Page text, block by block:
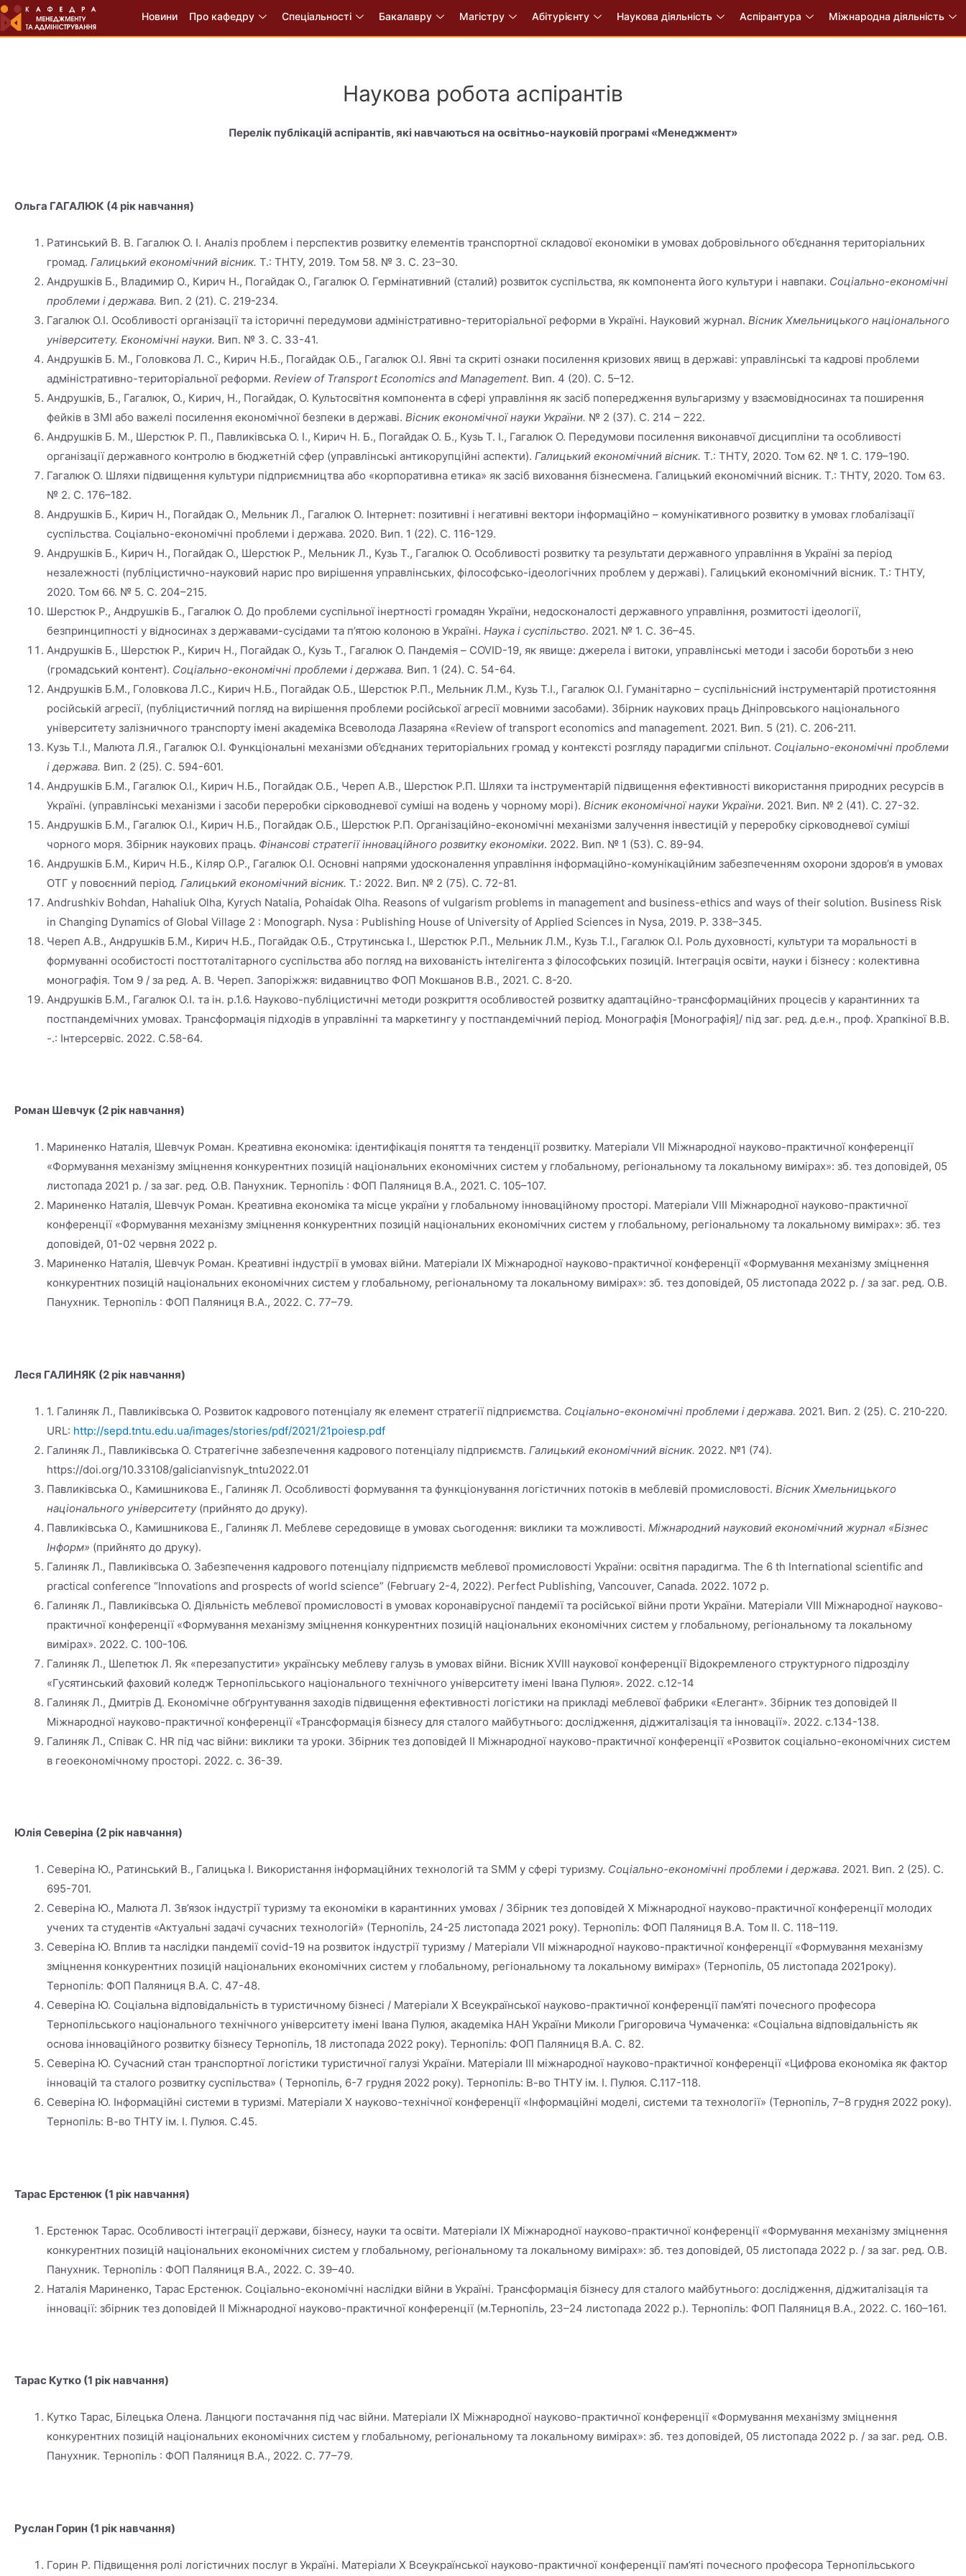
Новини Про кафедру Спеціальності Бакалавру Магістру Абітурієнту Наукова діяльність Аспірантура Міжнародна діяльність
Наукова робота аспірантів
Перелік публікацій аспірантів, які навчаються на освітньо-науковій програмі «Менеджмент»
Ольга ГАГАЛЮК (4 рік навчання)
Ратинський В. В. Гагалюк О. І. Аналіз проблем і перспектив розвитку елементів транспортної складової економіки в умовах добровільного об’єднання територіальних
громад. Галицький економічний вісник. Т.: ТНТУ, 2019. Том 58. № 3. С. 23–30.
Андрушків Б., Владимир О., Кирич Н., Погайдак О., Гагалюк О. Гермінативний (сталий) розвиток суспільства, як компонента його культури і навпаки. Соціально-економічні
проблеми і держава. Вип. 2 (21). С. 219-234.
Гагалюк О.І. Особливості організації та історичні передумови адміністративно-територіальної реформи в Україні. Науковий журнал. Вісник Хмельницького національного
університету. Економічні науки. Вип. № 3. С. 33-41.
Андрушків Б. М., Головкова Л. С., Кирич Н.Б., Погайдак О.Б., Гагалюк О.І. Явні та скриті ознаки посилення кризових явищ в державі: управлінські та кадрові проблеми
адміністративно-територіальної реформи. Review of Transport Economics and Management. Вип. 4 (20). С. 5–12.
Андрушків, Б., Гагалюк, О., Кирич, Н., Погайдак, О. Культосвітня компонента в сфері управління як засіб попередження вульгаризму у взаємовідносинах та поширення
фейків в ЗМІ або важелі посилення економічної безпеки в державі. Вісник економічної науки України. № 2 (37). С. 214 – 222.
Андрушків Б. М., Шерстюк Р. П., Павликівська О. І., Кирич Н. Б., Погайдак О. Б., Кузь Т. І., Гагалюк О. Передумови посилення виконавчої дисципліни та особливості
організації державного контролю в бюджетній сфер (управлінські антикорупційні аспекти). Галицький економічний вісник. Т.: ТНТУ, 2020. Том 62. № 1. С. 179–190.
Гагалюк О. Шляхи підвищення культури підприємництва або «корпоративна етика» як засіб виховання бізнесмена. Галицький економічний вісник. Т.: ТНТУ, 2020. Том 63.
№ 2. С. 176–182.
Андрушків Б., Кирич Н., Погайдак О., Мельник Л., Гагалюк О. Інтернет: позитивні і негативні вектори інформаційно – комунікативного розвитку в умовах глобалізації
суспільства. Соціально-економічні проблеми і держава. 2020. Вип. 1 (22). С. 116-129.
Андрушків Б., Кирич Н., Погайдак О., Шерстюк Р., Мельник Л., Кузь Т., Гагалюк О. Особливості розвитку та результати державного управління в Україні за період
незалежності (публіцистично-науковий нарис про вирішення управлінських, філософсько-ідеологічних проблем у державі). Галицький економічний вісник. Т.: ТНТУ,
2020. Том 66. № 5. С. 204–215.
Шерстюк Р., Андрушків Б., Гагалюк О. До проблеми суспільної інертності громадян України, недосконалості державного управління, розмитості ідеології,
безпринципності у відносинах з державами-сусідами та п’ятою колоною в Україні. Наука і суспільство. 2021. № 1. С. 36–45.
Андрушків Б., Шерстюк Р., Кирич Н., Погайдак О., Кузь Т., Гагалюк О. Пандемія – COVID-19, як явище: джерела і витоки, управлінські методи і засоби боротьби з нею
(громадський контент). Соціально-економічні проблеми і держава. Вип. 1 (24). С. 54-64.
Андрушків Б.М., Головкова Л.С., Кирич Н.Б., Погайдак О.Б., Шерстюк Р.П., Мельник Л.М., Кузь Т.І., Гагалюк О.І. Гуманітарно – суспільнісний інструментарій протистояння
російській агресії, (публіцистичний погляд на вирішення проблеми російської агресії мовними засобами). Збірник наукових праць Дніпровського національного
університету залізничного транспорту імені академіка Всеволода Лазаряна «Review of transport economics and management. 2021. Вип. 5 (21). С. 206-211.
Кузь Т.І., Малюта Л.Я., Гагалюк О.І. Функціональні механізми об’єднаних територіальних громад у контексті розгляду парадигми спільнот. Соціально-економічні проблеми
і держава. Вип. 2 (25). С. 594-601.
Андрушків Б.М., Гагалюк О.І., Кирич Н.Б., Погайдак О.Б., Череп А.В., Шерстюк Р.П. Шляхи та інструментарій підвищення ефективності використання природних ресурсів в
Україні. (управлінські механізми і засоби переробки сірководневої суміші на водень у чорному морі). Вісник економічної науки України. 2021. Вип. № 2 (41). С. 27-32.
Андрушків Б.М., Гагалюк О.І., Кирич Н.Б., Погайдак О.Б., Шерстюк Р.П. Організаційно-економічні механізми залучення інвестицій у переробку сірководневої суміші
чорного моря. Збірник наукових праць. Фінансові стратегії інноваційного розвитку економіки. 2022. Вип. № 1 (53). С. 89-94.
Андрушків Б.М., Кирич Н.Б., Кіляр О.Р., Гагалюк О.І. Основні напрями удосконалення управління інформаційно-комунікаційним забезпеченням охорони здоров’я в умовах
ОТГ у повоєнний період. Галицький економічний вісник. Т.: 2022. Вип. № 2 (75). С. 72-81.
Andrushkiv Bohdan, Hahaliuk Olha, Kyrych Natalia, Pohaidak Olha. Reasons of vulgarism problems in management and business-ethics and ways of their solution. Business Risk
in Changing Dynamics of Global Village 2 : Monograph. Nysa : Publishing House of University of Applied Sciences in Nysa, 2019. P. 338–345.
Череп А.В., Андрушків Б.М., Кирич Н.Б., Погайдак О.Б., Струтинська І., Шерстюк Р.П., Мельник Л.М., Кузь Т.І., Гагалюк О.І. Роль духовності, культури та моральності в
формуванні особистості посттоталітарного суспільства або погляд на вихованість інтелігента з філософських позицій. Інтеграція освіти, науки і бізнесу : колективна
монографія. Том 9 / за ред. А. В. Череп. Запоріжжя: видавництво ФОП Мокшанов В.В., 2021. С. 8-20.
Андрушків Б.М., Гагалюк О.І. та ін. р.1.6. Науково-публіцистичні методи розкриття особливостей розвитку адаптаційно-трансформаційних процесів у карантинних та
постпандемічних умовах. Трансформація підходів в управлінні та маркетингу у постпандемічний період. Монографія [Монографія]/ під заг. ред. д.е.н., проф. Храпкіної В.В.
-.: Інтерсервіс. 2022. С.58-64.
Роман Шевчук (2 рік навчання)
Мариненко Наталія, Шевчук Роман. Креативна економіка: ідентифікація поняття та тенденції розвитку. Матеріали VІІ Міжнародної науково-практичної конференції
«Формування механізму зміцнення конкурентних позицій національних економічних систем у глобальному, регіональному та локальному вимірах»: зб. тез доповідей, 05
листопада 2021 р. / за заг. ред. О.В. Панухник. Тернопіль : ФОП Паляниця В.А., 2021. С. 105–107.
Мариненко Наталія, Шевчук Роман. Креативна економіка та місце україни у глобальному інноваційному просторі. Матеріали VІІІ Міжнародної науково-практичної
конференції «Формування механізму зміцнення конкурентних позицій національних економічних систем у глобальному, регіональному та локальному вимірах»: зб. тез
доповідей, 01-02 червня 2022 р.
Мариненко Наталія, Шевчук Роман. Креативні індустрії в умовах війни. Матеріали IX Міжнародної науково-практичної конференції «Формування механізму зміцнення
конкурентних позицій національних економічних систем у глобальному, регіональному та локальному вимірах»: зб. тез доповідей, 05 листопада 2022 р. / за заг. ред. О.В.
Панухник. Тернопіль : ФОП Паляниця В.А., 2022. С. 77–79.
Леся ГАЛИНЯК (2 рік навчання)
1. Галиняк Л., Павликівська О. Розвиток кадрового потенціалу як елемент стратегії підприємства. Соціально-економічні проблеми і держава. 2021. Вип. 2 (25). С. 210-220.
URL: http://sepd.tntu.edu.ua/images/stories/pdf/2021/21poiesp.pdf
Галиняк Л., Павликівська О. Стратегічне забезпечення кадрового потенціалу підприємств. Галицький економічний вісник. 2022. №1 (74).
https://doi.org/10.33108/galicianvisnyk_tntu2022.01
Павликівська О., Камишникова Е., Галиняк Л. Особливості формування та функціонування логістичних потоків в меблевій промисловості. Вісник Хмельницького
національного університету(прийнято до друку).
Павликівська О., Камишникова Е., Галиняк Л. Меблеве середовище в умовах сьогодення: виклики та можливості. Міжнародний науковий економічний журнал «Бізнес
Інформ» (прийнято до друку).
Галиняк Л., Павликівська О. Забезпечення кадрового потенціалу підприємств меблевої промисловості України: освітня парадигма. The 6 th International scientific and
practical conference “Innovations and prospects of world science” (February 2-4, 2022). Perfect Publishing, Vancouver, Canada. 2022. 1072 p.
Галиняк Л., Павликівська О. Діяльність меблевої промисловості в умовах коронавірусної пандемії та російської війни проти України. Матеріали VІІІ Міжнародної науково-
практичної конференції «Формування механізму зміцнення конкурентних позицій національних економічних систем у глобальному, регіональному та локальному
вимірах». 2022. С. 100-106.
Галиняк Л., Шепетюк Л. Як «перезапустити» українську меблеву галузь в умовах війни. Вісник XVIII наукової конференції Відокремленого структурного підрозділу
«Гусятинський фаховий коледж Тернопільського національного технічного університету імені Івана Пулюя». 2022. с.12-14
Галиняк Л., Дмитрів Д. Економічне обґрунтування заходів підвищення ефективності логістики на прикладі меблевої фабрики «Елегант». Збірник тез доповідей ІІ
Міжнародної науково-практичної конференції «Трансформація бізнесу для сталого майбутнього: дослідження, діджиталізація та інновації». 2022. с.134-138.
Галиняк Л., Співак С. HR під час війни: виклики та уроки. Збірник тез доповідей ІІ Міжнародної науково-практичної конференції «Розвиток соціально-економічних систем
в геоекономічному просторі. 2022. с. 36-39.
Юлія Северіна (2 рік навчання)
Северіна Ю., Ратинський В., Галицька І. Використання інформаційних технологій та SMM у сфері туризму. Соціально-економічні проблеми і держава. 2021. Вип. 2 (25). С.
695-701.
Северіна Ю., Малюта Л. Зв’язок індустрії туризму та економіки в карантинних умовах / Збірник тез доповідей Ⅹ Міжнародної науково-практичної конференції молодих
учених та студентів «Актуальні задачі сучасних технологій» (Тернопіль, 24-25 листопада 2021 року). Тернопіль: ФОП Паляниця В.А. Том Ⅱ. С. 118–119.
Северіна Ю. Вплив та наслідки пандемії covid-19 на розвиток індустрії туризму / Матеріали VІІ міжнародної науково-практичної конференції «Формування механізму
зміцнення конкурентних позицій національних економічних систем у глобальному, регіональному та локальному вимірах» (Тернопіль, 05 листопада 2021року).
Тернопіль: ФОП Паляниця В.А. С. 47-48.
Северіна Ю. Соціальна відповідальність в туристичному бізнесі / Матеріали Х Всеукраїнської науково-практичної конференції пам’яті почесного професора
Тернопільського національного технічного університету імені Івана Пулюя, академіка НАН України Миколи Григоровича Чумаченка: «Соціальна відповідальність як
основа інноваційного розвитку бізнесу Тернопіль, 18 листопада 2022 року). Тернопіль: ФОП Паляниця В.А. С. 82.
Северіна Ю. Сучасний стан транспортної логістики туристичної галузі України. Матеріали ІІІ міжнародної науково-практичної конференції «Цифрова економіка як фактор
інновацій та сталого розвитку суспільства» ( Тернопіль, 6-7 грудня 2022 року). Тернопіль: В-во ТНТУ ім. І. Пулюя. С.117-118.
Северіна Ю. Інформаційні системи в туризмі. Матеріали X науково-технічної конференції «Інформаційні моделі, системи та технології» (Тернопіль, 7–8 грудня 2022 року).
Тернопіль: В-во ТНТУ ім. І. Пулюя. С.45.
Тарас Ерстенюк (1 рік навчання)
Ерстенюк Тарас. Особливості інтеграції держави, бізнесу, науки та освіти. Матеріали IX Міжнародної науково-практичної конференції «Формування механізму зміцнення
конкурентних позицій національних економічних систем у глобальному, регіональному та локальному вимірах»: зб. тез доповідей, 05 листопада 2022 р. / за заг. ред. О.В.
Панухник. Тернопіль : ФОП Паляниця В.А., 2022. С. 39–40.
Наталія Мариненко, Тарас Ерстенюк. Соціально-економічні наслідки війни в Україні. Трансформація бізнесу для сталого майбутнього: дослідження, діджиталізація та
інновації: збірник тез доповідей ІІ Міжнародної науково-практичної конференції (м.Тернопіль, 23–24 листопада 2022 р.). Тернопіль: ФОП Паляниця В.А., 2022. С. 160–161.
Тарас Кутко (1 рік навчання)
Кутко Тарас, Білецька Олена. Ланцюги постачання під час війни. Матеріали IX Міжнародної науково-практичної конференції «Формування механізму зміцнення
конкурентних позицій національних економічних систем у глобальному, регіональному та локальному вимірах»: зб. тез доповідей, 05 листопада 2022 р. / за заг. ред. О.В.
Панухник. Тернопіль : ФОП Паляниця В.А., 2022. С. 77–79.
Руслан Горин (1 рік навчання)
Горин Р. Підвищення ролі логістичних послуг в Україні. Матеріали Х Всеукраїнської науково-практичної конференції пам’яті почесного професора Тернопільського